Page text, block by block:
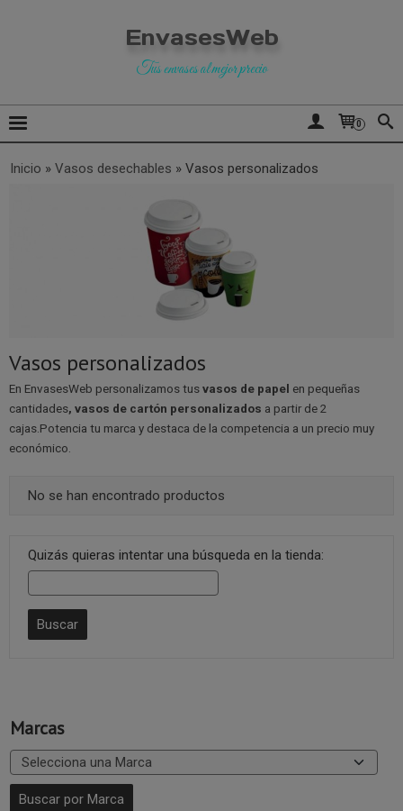
EnvasesWeb
Tus envases al mejor precio
0
Marcas
Inicio » Vasos desechables » Vasos personalizados
Vasos personalizados
En EnvasesWeb personalizamos tusvasos de papel en pequeñas
cantidades, vasos de cartón personalizados a partir de 2
cajas.Potencia tu marca y destaca de la competencia a un precio muy
económico.
No se han encontrado productos
Quizás quieras intentar una búsqueda en la tienda: